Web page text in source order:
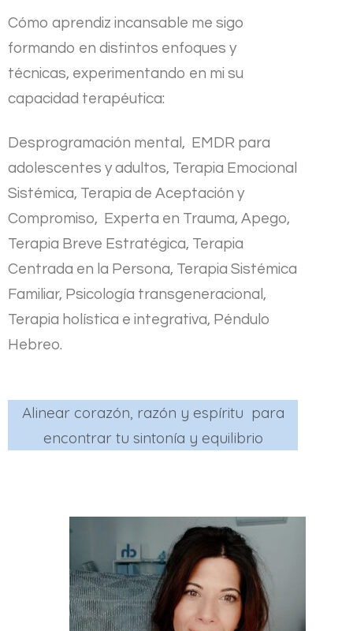
Cómo aprendiz incansable me sigo
formando en distintos enfoques y
técnicas, experimentando en mi su
capacidad terapéutica:
Desprogramación mental, EMDR para
adolescentes y adultos, Terapia Emocional
Sistémica, Terapia de Aceptación y
Compromiso, Experta en Trauma, Apego,
Terapia Breve Estratégica, Terapia
Centrada en la Persona, Terapia Sistémica
Familiar, Psicología transgeneracional,
Terapia holística e integrativa, Péndulo
Hebreo.
Alinear corazón, razón y espíritu para
encontrar tu sintonía y equilibrio